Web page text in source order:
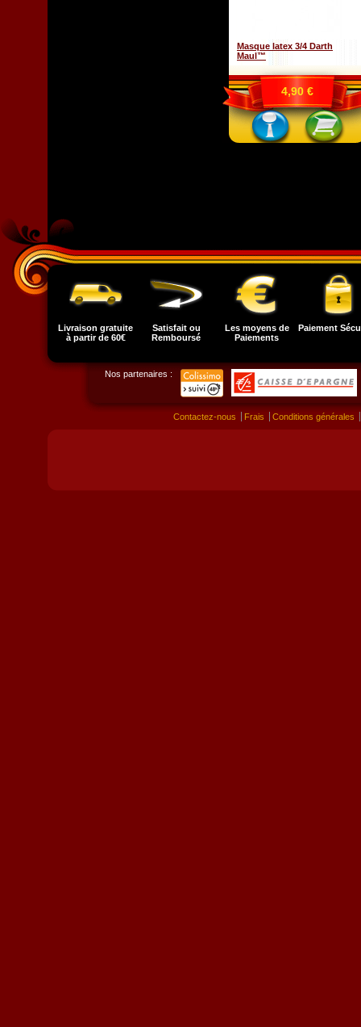
Masque latex 3/4 Darth
Maul™
4,90 €
Livraison gratuite
à partir de 60€
Satisfait ou
Remboursé
Les moyens de
Paiements
Paiement
Nos partenaires :
Contactez-nous Frais Conditions générales